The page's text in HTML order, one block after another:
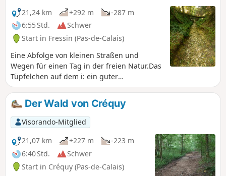
21,24 km
+292 m
-287 m
6:55 Std.
Schwer
Start in Fressin (Pas-de-Calais)
Eine Abfolge von kleinen Straßen und
Wegen für einen Tag in der freien Natur.Das
Tüpfelchen auf dem i: ein guter
Höhenunterschied mit einem herrlichen
Aufstieg im Bois de Fressin. Für sehr
ergehene Wanderer empfehle ich dringend
die in den praktischen Informationen
beschriebene Variante.
Der Wald von Créquy
Visorando-Mitglied
21,07 km
+227 m
-223 m
6:40 Std.
Schwer
Start in Créquy (Pas-de-Calais)